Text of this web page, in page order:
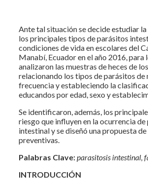
Ante tal situación se decide estudiar
los principales tipos de parásitos
condiciones de vida en escolares del
Manabí, Ecuador en el año 2016, para
analizaron las muestras de heces de
relacionando los tipos de parásitos de
frecuencia y estableciendo la
educandos por edad, sexo y
Se identificaron, además, los
riesgo que influyen en la ocurrencia
intestinal y se diseñó una propuesta
preventivas.
Palabras Clave:parasitosis intestinal,
INTRODUCCIÓN